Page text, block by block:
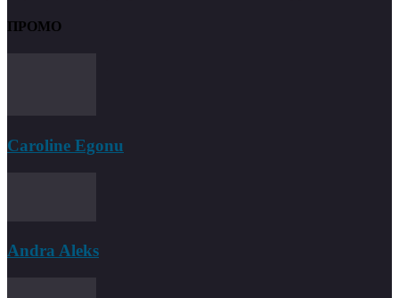
ПРОМО
Caroline Egonu
Andra Aleks